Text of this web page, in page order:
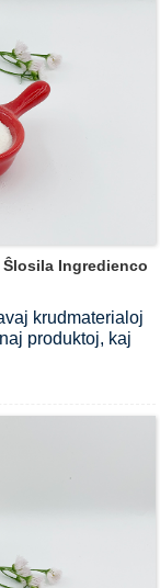
Ingredienco
krudmaterialoj
produktoj, kaj
kampo.En la
sian eblan
por vundresanigo
estas tre